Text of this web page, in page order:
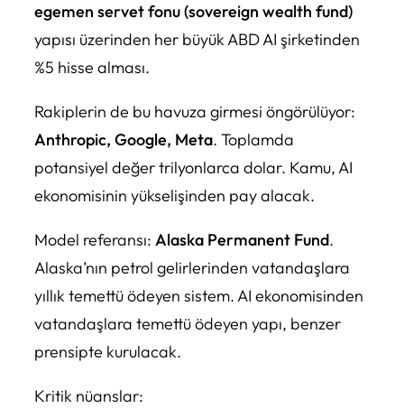
egemen servet fonu (sovereign wealth fund)
yapısı üzerinden her büyük ABD AI şirketinden
%5 hisse alması.
Rakiplerin de bu havuza girmesi öngörülüyor:
Anthropic, Google, Meta. Toplamda
potansiyel değer trilyonlarca dolar. Kamu, AI
ekonomisinin yükselişinden pay alacak.
Model referansı: Alaska Permanent Fund.
Alaska’nın petrol gelirlerinden vatandaşlara
yıllık temettü ödeyen sistem. AI ekonomisinden
vatandaşlara temettü ödeyen yapı, benzer
prensipte kurulacak.
Kritik nüanslar: